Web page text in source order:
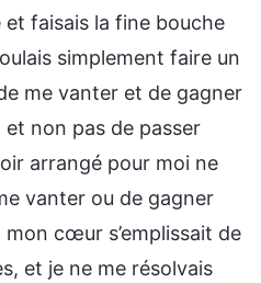
et faisais la fine bouche
simplement faire un
me vanter et de gagner
et non pas de passer
arrangé pour moi ne
vanter ou de gagner
mon cœur s’emplissait de
et je ne me résolvais